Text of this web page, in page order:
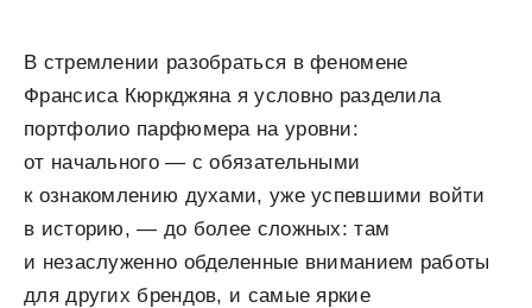
В стремлении разобраться в феномене
Франсиса Кюркджяна я условно разделила
портфолио парфюмера на уровни:
от начального — с обязательными
к ознакомлению духами, уже успевшими войти
в историю, — до более сложных: там
и незаслуженно обделенные вниманием работы
для других брендов, и самые яркие